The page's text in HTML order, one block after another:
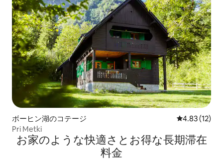
ボーヒン湖のコテージ レビュー12
4.83 (12)
Pri Metki
お家のような快⁠適⁠さ⁠とお⁠得⁠な長⁠期⁠滞⁠在
料⁠金